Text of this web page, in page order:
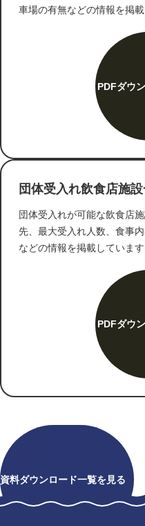
資料ダウンロード一覧を見る
車場の有無などの情報を掲載
PDFダウ
団体受入れ飲食店施
団体受入れが可能な飲食店
先、最大受入れ人数、食事
などの情報を掲載しています
PDFダウ